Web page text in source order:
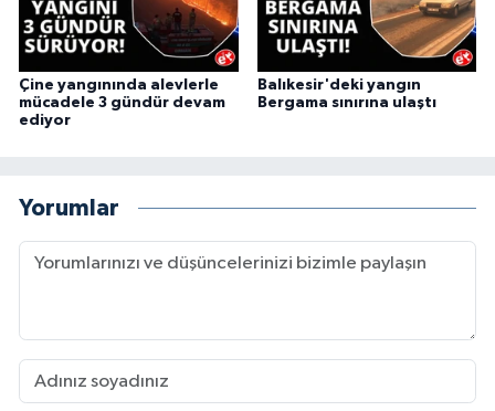
Çine yangınında alevlerle
mücadele 3 gündür devam
ediyor
Balıkesir'deki yangın
Bergama sınırına ulaştı
Yorumlar